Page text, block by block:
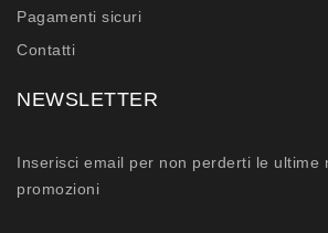
Pagamenti sicuri
Contatti
NEWSLETTER
Inserisci email per non perderti le ultime
promozioni